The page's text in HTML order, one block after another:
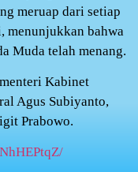
meruap dari setiap
menunjukkan bahwa
Muda telah menang.
Kabinet
Agus Subiyanto,
Prabowo.